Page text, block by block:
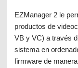
EZManager 2 le
productos de
VB y VC) a través
sistema en
firmware de